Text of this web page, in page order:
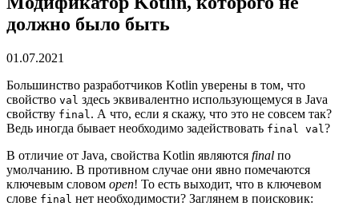
должно было быть
01.07.2021
Большинство разработчиков Kotlin уверены в том, что
свойство val здесь эквивалентно использующемуся в Java
свойству final . А что, если я скажу, что это не совсем так?
Ведь иногда бывает необходимо задействовать final val ?
В отличие от Java, свойства Kotlin являются final по
умолчанию. В противном случае они явно помечаются
ключевым словом open! То есть выходит, что в ключевом
слове final нет необходимости? Заглянем в поисковик: